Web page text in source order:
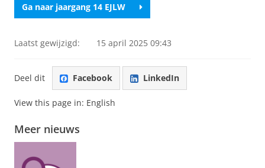
Ga naar jaargang 14 EJLW
Laatst gewijzigd: 15 april 2025 09:43
Deel dit Facebook LinkedIn
View this page in: English
Meer nieuws